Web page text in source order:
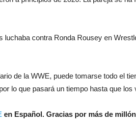
luchaba contra Ronda Rousey en
de la WWE, puede tomarse todo el
lo que pasará un tiempo hasta que los
en Español. Gracias por más de